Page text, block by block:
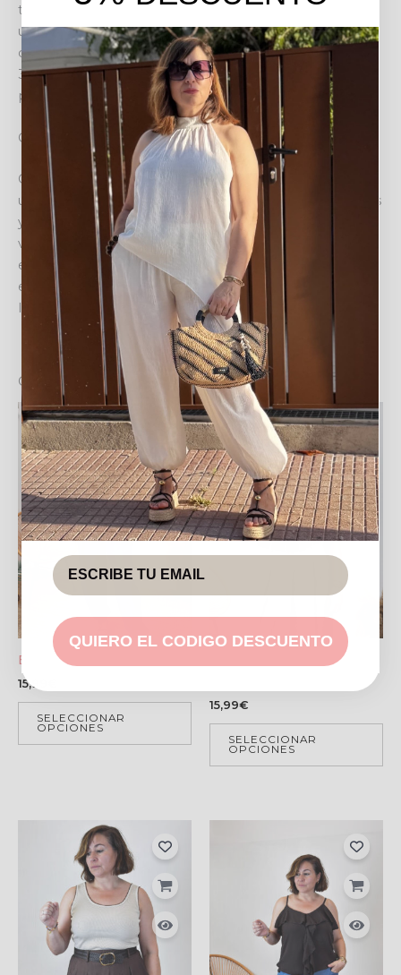
tu ritmo. Su tejido ligero y corte holgado te brindan
una sensación de ligereza inigualable, mientras que su
cintura elástica asegura un ajuste perfecto para las tallas
36 a 44. Sentirás total comodidad y confianza en cada
paso.
Crea looks infinitos
Combínalo con sandalias planas y una blusa fluida para
un estilo bohemio chic, o eleva tu outfit con unas cuñas
y un top ajustado para una cena informal. Su color
versátil lo convierte en el lienzo ideal para
experimentar con accesorios y calzado. Los puños
elásticos añaden un toque moderno, permitiéndote
lucir tus zapatos favoritos y expresar tu personalidad.
COMPLEMENTA TU OUTFIT
BLUSA SKY – BEIGE
15,99
SELECCIONAR
OPCIONES
CAMISETA PRINCESA –
15,99€
SELECCIONAR
OPCIONES
QUIERO EL CODIGO DESCUENTO